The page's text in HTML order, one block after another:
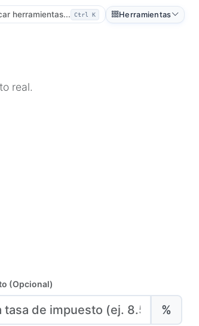
herramientas... Ctrl K Herramientas
real.
(Opcional)
%